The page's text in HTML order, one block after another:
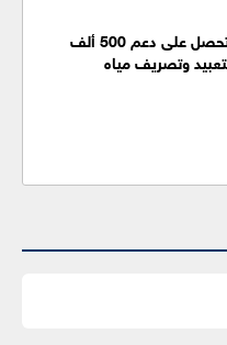
بلدية الوسطية تحصل على دعم 500 ألف
وتصريف مياه